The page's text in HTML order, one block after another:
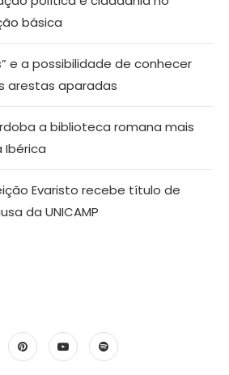
básica
e a possibilidade de conhecer
arestas aparadas
a biblioteca romana mais
Ibérica
Evaristo recebe título de
da UNICAMP